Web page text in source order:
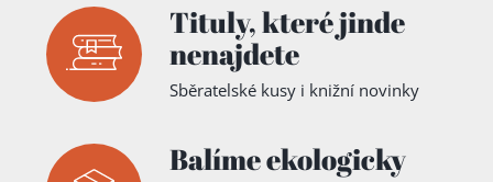
Tituly,které jinde
nenajdete
Sběratelské kusy i knižní novinky
Balíme ekologicky